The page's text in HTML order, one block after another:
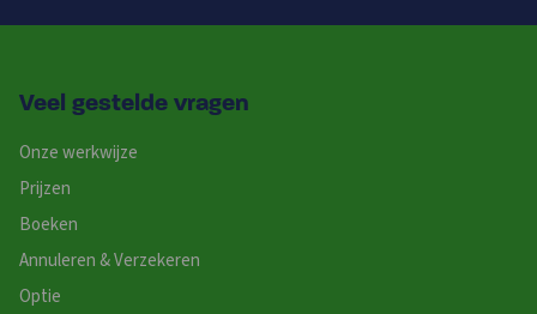
Veel gestelde vragen
Onze werkwijze
Prijzen
Boeken
Annuleren & Verzekeren
Optie